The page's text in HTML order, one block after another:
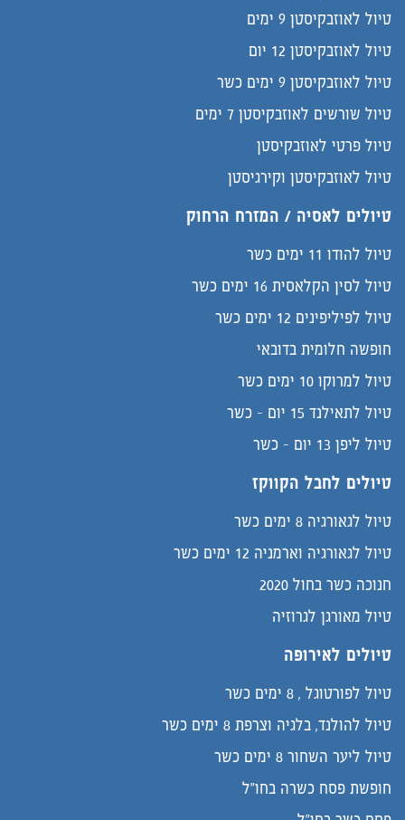
טיול לאוזבקיסטן 9 ימים
טיול לאוזבקיסטן 12 יום
טיול לאוזבקיסטן 9 ימים כשר
טיול שורשים לאוזבקיסטן 7 ימים
טיול פרטי לאוזבקיסטן
טיול לאוזבקיסטן וקירגיסטן
טיולים לאסיה / המזרח הרחוק
טיול להודו 11 ימים כשר
טיול לסין הקלאסית 16 ימים כשר
טיול לפיליפינים 12 ימים כשר
חופשה חלומית בדובאי
טיול למרוקו 10 ימים כשר
טיול לתאילנד 15 יום - כשר
טיול ליפן 13 יום - כשר
טיולים לחבל הקווקז
טיול לגאורגיה 8 ימים כשר
טיול לגאורגיה וארמניה 12 ימים כשר
חנוכה כשר בחול 2020
טיול מאורגן לגרוזיה
טיולים לאירופה
טיול לפורטוגל , 8 ימים כשר
טיול להולנד, בלגיה וצרפת 8 ימים כשר
טיול ליער השחור 8 ימים כשר
חופשת פסח כשרה בחו"ל